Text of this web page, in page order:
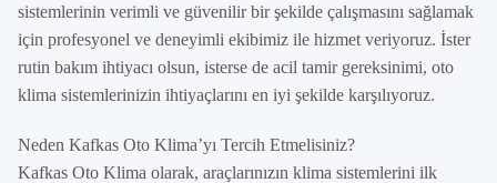
sistemlerinin verimli ve güvenilir bir şekilde çalışmasını sağlamak
için profesyonel ve deneyimli ekibimiz ile hizmet veriyoruz. İster
rutin bakım ihtiyacı olsun, isterse de acil tamir gereksinimi, oto
klima sistemlerinizin ihtiyaçlarını en iyi şekilde karşılıyoruz.
Neden Kafkas Oto Klima’yı Tercih Etmelisiniz?
Kafkas Oto Klima olarak, araçlarınızın klima sistemlerini ilk